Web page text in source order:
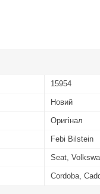
15954
Новий
Оригінал
Febi Bilstein
Seat,
Cordoba,